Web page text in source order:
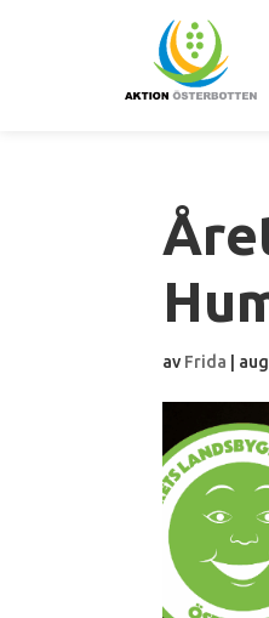
av Frida